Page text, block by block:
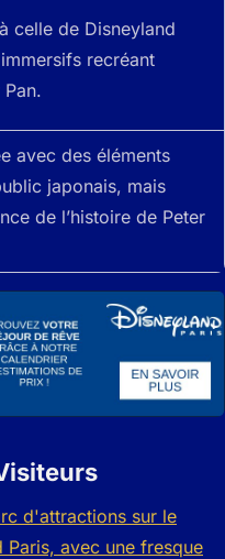
celle de Disneyland
recréant
Pan.
avec des éléments
japonais, mais
de l’histoire de Peter